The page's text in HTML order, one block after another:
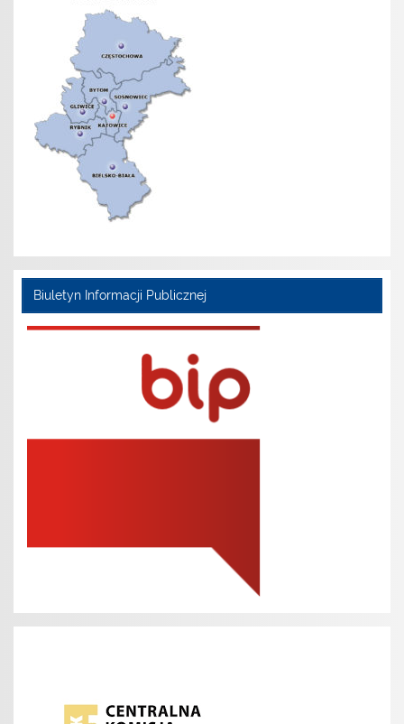
Biuletyn Informacji Publicznej